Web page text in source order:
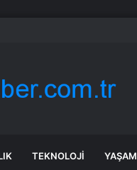
midibüs çarptı
TEKNOLOJI YAŞAM